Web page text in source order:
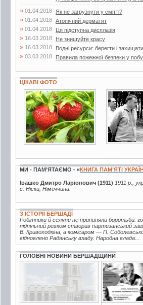
» 01.04.2018 Як не загрузнути у смітті?
» 01.04.2018 Атопічний дерматит
» 01.04.2018 Ця підступна дисплазія
» 16.03.2018 Не знищуйте красу
» 16.03.2018 Водні ресурси: берегти і захищати
» 03.03.2018 Правила пожежної безпеки у
ЦІКАВІ ФОТО
7 фото 6 фото
МИ - ПАМ’ЯТАЄМО - «КНИГА ПАМ’ЯТІ
Івашко Дмитро Ларіонович (1911) 1911 р.,
с. Ніски, Німеччина.
З ІСТОРІЇ БЕРШАДІ
Робітники й селяни не припиняли боротьби:
підпільний ревком створив партизанський
В. Кривоходкіна, а комісаром — П.
відновлено Радянську владу. Народна влада...
ГОЛОВНІ НОВИНИ БЕРШАДЩИНИ